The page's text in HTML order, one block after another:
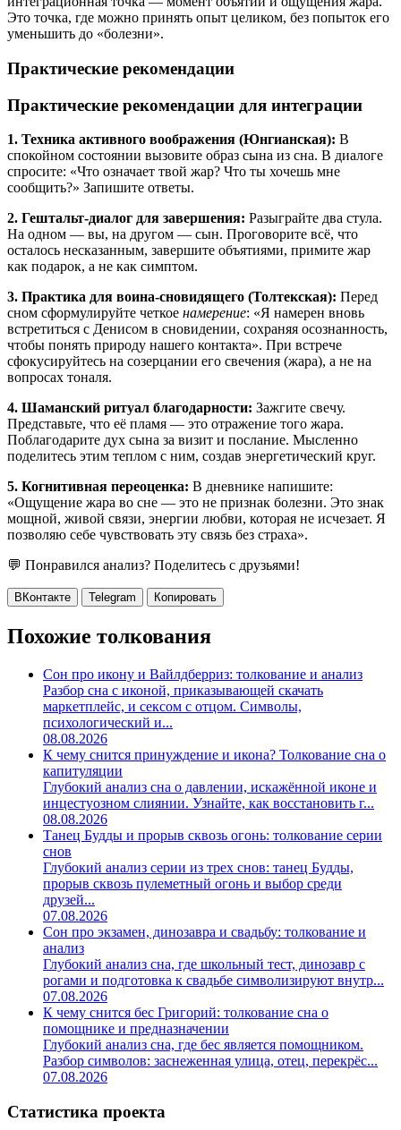
Это точка, где можно принять опыт целиком, без попыток его
уменьшить до «болезни».
Практические рекомендации
Практические рекомендации для интеграции
1. Техника активного воображения (Юнгианская): В
спокойном состоянии вызовите образ сына из сна. В диалоге
спросите: «Что означает твой жар? Что ты хочешь мне
сообщить?» Запишите ответы.
2. Гештальт-диалог для завершения: Разыграйте два стула.
На одном — вы, на другом — сын. Проговорите всё, что
осталось несказанным, завершите объятиями, примите жар
как подарок, а не как симптом.
3. Практика для воина-сновидящего (Толтекская): Перед
сном сформулируйте четкое намерение: «Я намерен вновь
встретиться с Денисом в сновидении, сохраняя осознанность,
чтобы понять природу нашего контакта». При встрече
сфокусируйтесь на созерцании его свечения (жара), а не на
вопросах тоналя.
4. Шаманский ритуал благодарности: Зажгите свечу.
Представьте, что её пламя — это отражение того жара.
Поблагодарите дух сына за визит и послание. Мысленно
поделитесь этим теплом с ним, создав энергетический круг.
5. Когнитивная переоценка: В дневнике напишите:
«Ощущение жара во сне — это не признак болезни. Это знак
мощной, живой связи, энергии любви, которая не исчезает. Я
позволяю себе чувствовать эту связь без страха».
💬 Понравился анализ? Поделитесь с друзьями!
ВКонтакте Telegram Копировать
Похожие толкования
Сон про икону и Вайлдберриз: толкование и анализ
Разбор сна с иконой, приказывающей скачать
маркетплейс, и сексом с отцом. Символы,
психологический и...
08.08.2026
К чему снится принуждение и икона? Толкование сна о
капитуляции
Глубокий анализ сна о давлении, искажённой иконе и
инцестуозном слиянии. Узнайте, как восстановить г...
08.08.2026
Танец Будды и прорыв сквозь огонь: толкование серии
снов
Глубокий анализ серии из трех снов: танец Будды,
прорыв сквозь пулеметный огонь и выбор среди
друзей...
07.08.2026
Сон про экзамен, динозавра и свадьбу: толкование и
анализ
Глубокий анализ сна, где школьный тест, динозавр с
рогами и подготовка к свадьбе символизируют внутр...
07.08.2026
К чему снится бес Григорий: толкование сна о
помощнике и предназначении
Глубокий анализ сна, где бес является помощником.
Разбор символов: заснеженная улица, отец, перекрёс...
07.08.2026
Статистика проекта